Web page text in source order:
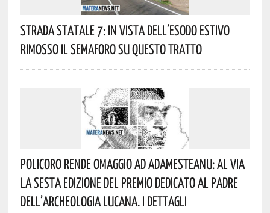
Strada Statale 7: In Vista Dell’esodo Estivo
Rimosso Il Semaforo Su Questo Tratto
Policoro Rende Omaggio Ad Adamesteanu: Al Via
La Sesta Edizione Del Premio Dedicato Al Padre
Dell’archeologia Lucana. I Dettagli